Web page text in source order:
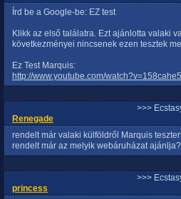
Írd be a Google-be: EZ test
Klikk az első találatra. Ezt ajánlotta valaki
következményei nincsenek ezen tesztek
Ez Test Marquis:
http://www.youtube.com/
>>>
Renegade
rendelt már valaki külföldről Marquis
rendelt már az melyik webáruházat ajánlja?
>>>
princess